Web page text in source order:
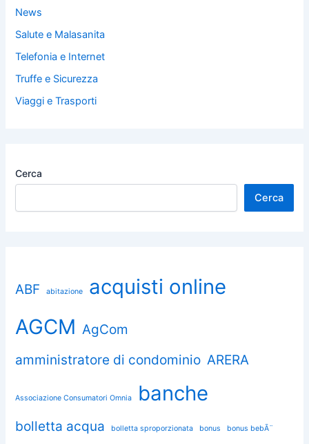
News
Salute e Malasanita
Telefonia e Internet
Truffe e Sicurezza
Viaggi e Trasporti
Cerca
Cerca
ABF abitazione
acquisti online
AGCM AgCom
amministratore di condominio ARERA
Associazione Consumatori Omnia banche
bolletta acqua bolletta sproporzionata bonus bonus bebÃ¨